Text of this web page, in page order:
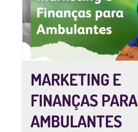
MARKETING E
FINANÇAS PARA
AMBULANTES